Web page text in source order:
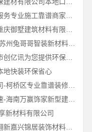
工业园区家装儿童房环保-苏州兔哥哥智装新材料有限公司
个性化装饰怎么样？南京市创亿讯为您提供环保全包方案
地快装环保省心
绍兴卓鑫装饰材料有限公司-柯桥区专业靠谱装修自有施工队
局部改造居室装修工期提速-海南万赢饰家新型建筑材料有限公司
新材料有限公司
桐乡市室内设计公司旧房翻新嘉兴锦居装饰材料有限公司